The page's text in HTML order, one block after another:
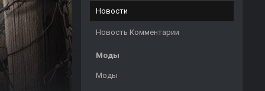
Новости
Новость Комментарии
Моды
Моды